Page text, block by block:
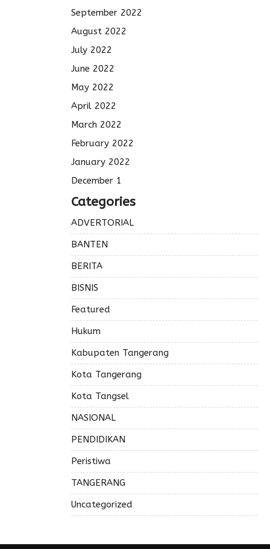
September 2022
August 2022
July 2022
June 2022
May 2022
April 2022
March 2022
February 2022
January 2022
December 1
Categories
ADVERTORIAL
BANTEN
BERITA
BISNIS
Featured
Hukum
Kabupaten Tangerang
Kota Tangerang
Kota Tangsel
NASIONAL
PENDIDIKAN
Peristiwa
TANGERANG
Uncategorized